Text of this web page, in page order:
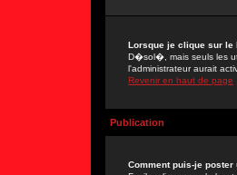
Lorsque je clique sur le
D�sol�, mais seuls les
l'administrateur aurait
Revenir en haut de page
Publication
Comment puis-je